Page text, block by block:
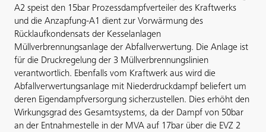
A2 speist den 15bar Prozessdampfverteiler des Kraftwerks
und die Anzapfung-A1 dient zur Vorwärmung des
Rücklaufkondensats der Kesselanlagen
Müllverbrennungsanlage der Abfallverwertung. Die Anlage ist
für die Druckregelung der 3 Müllverbrennungslinien
verantwortlich. Ebenfalls vom Kraftwerk aus wird die
Abfallverwertungsanlage mit Niederdruckdampf beliefert um
deren Eigendampfversorgung sicherzustellen. Dies erhöht den
Wirkungsgrad des Gesamtsystems, da der Dampf von 50bar
an der Entnahmestelle in der MVA auf 17bar über die EVZ 2